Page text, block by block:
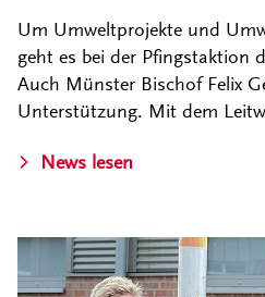
Um Umweltprojekte und
geht es bei der Pfingstaktion
Auch Münster Bischof Felix
Unterstützung. Mit dem
News lesen